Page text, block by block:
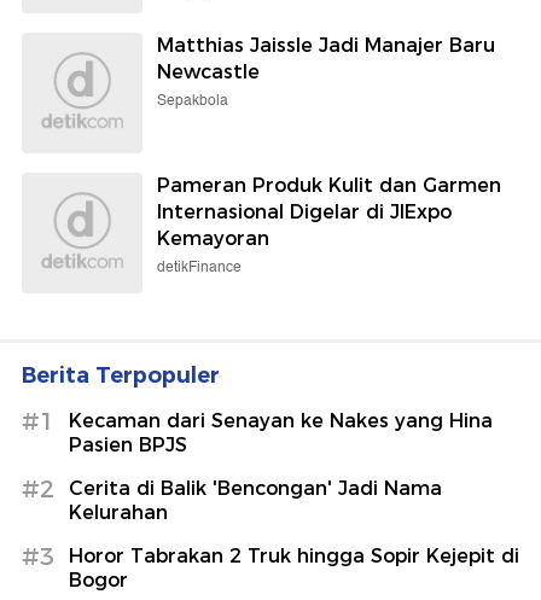
Matthias Jaissle Jadi Manajer Baru
Newcastle
Sepakbola
Pameran Produk Kulit dan Garmen
Internasional Digelar di JIExpo
Kemayoran
detikFinance
Berita Terpopuler
#1
Kecaman dari Senayan ke Nakes yang Hina
Pasien BPJS
#2
Cerita di Balik 'Bencongan' Jadi Nama
Kelurahan
#3
Horor Tabrakan 2 Truk hingga Sopir Kejepit di
Bogor